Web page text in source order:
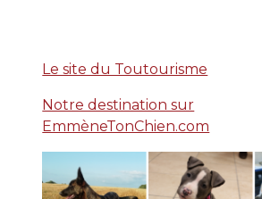
Le site du Toutourisme
Notre destination sur
EmmèneTonChien.com